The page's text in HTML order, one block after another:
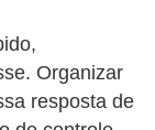
Organizar
resposta de